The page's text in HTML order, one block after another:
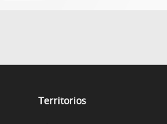
Territorios